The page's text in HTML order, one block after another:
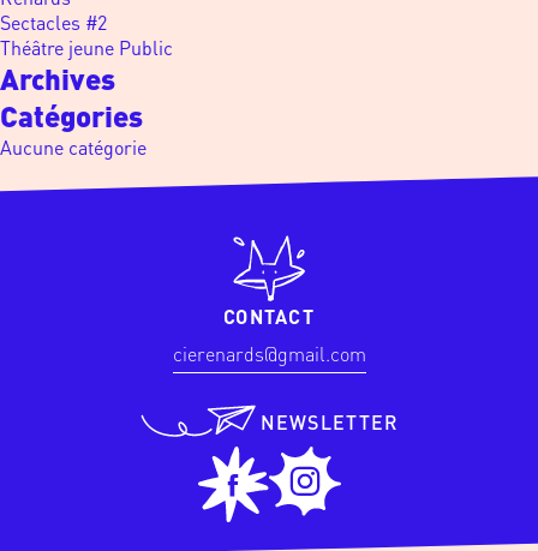
Sectacles #2
Théâtre jeune Public
Archives
Catégories
Aucune catégorie
CONTACT
cierenards@gmail.com
NEWSLETTER